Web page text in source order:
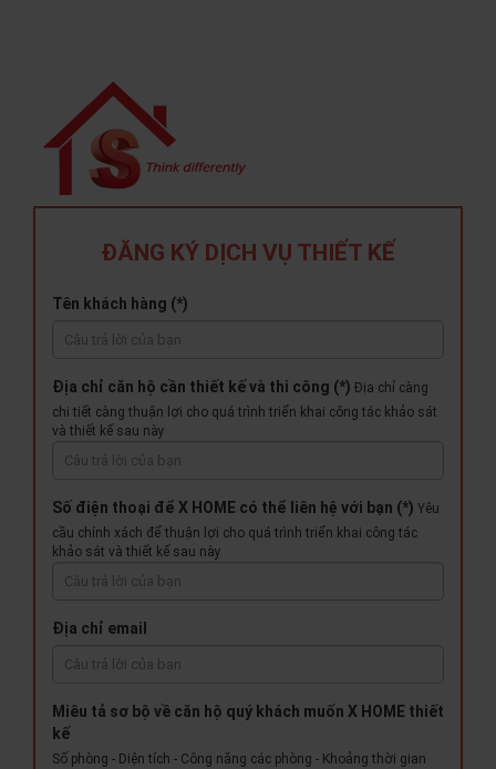
ĐĂNG KÝ DỊCH VỤ THIẾT KẾ
Tên khách hàng (*)
Địa chỉ căn hộ cần thiết kế và thi công (*) Địa chỉ càng
chi tiết càng thuận lợi cho quá trình triển khai công tác khảo sát
và thiết kế sau này
Số điện thoại để X HOME có thể liên hệ với bạn (*) Yêu
cầu chính xách để thuận lợi cho quá trình triển khai công tác
khảo sát và thiết kế sau này
Địa chỉ email
Miêu tả sơ bộ về căn hộ quý khách muốn X HOME thiết
kế
Số phòng - Diện tích - Công năng các phòng - Khoảng thời gian